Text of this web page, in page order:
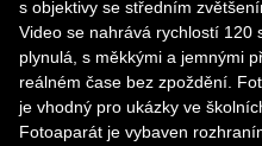
s objektivy se středním
Video se nahrává rychlostí 120
plynulá, s měkkými a jemnými
reálném čase bez zpoždění.
je vhodný pro ukázky ve
Fotoaparát je vybaven